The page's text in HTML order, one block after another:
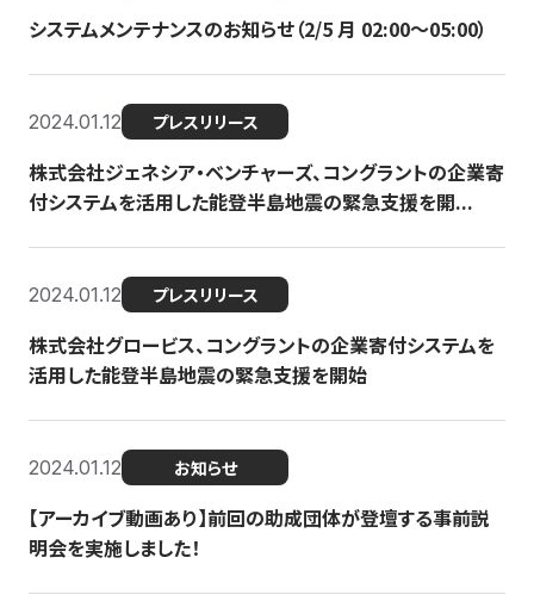
システムメンテナンスのお知らせ（2/5 月 02:00〜05:00）
2024.01.12 プレスリリース
株式会社ジェネシア・ベンチャーズ、コングラントの企業寄
付システムを活用した能登半島地震の緊急支援を開...
2024.01.12 プレスリリース
株式会社グロービス、コングラントの企業寄付システムを
活用した能登半島地震の緊急支援を開始
2024.01.12 お知らせ
【アーカイブ動画あり】前回の助成団体が登壇する事前説
明会を実施しました！